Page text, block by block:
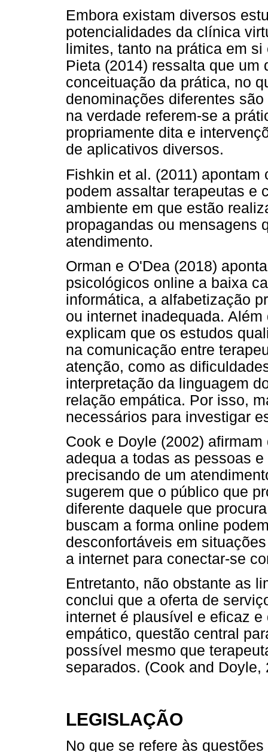
Embora existam diversos
potencialidades da clínica
limites, tanto na prática em
Pieta (2014) ressalta que um
conceituação da prática, no
denominações diferentes
na verdade referem-se a
propriamente dita e
de aplicativos diversos.
Fishkin et al. (2011)
podem assaltar terapeutas e
ambiente em que estão
propagandas ou mensagens
atendimento.
Orman e O'Dea (2018)
psicológicos online a baixa
informática, a alfabetização
ou internet inadequada.
explicam que os estudos
na comunicação entre
atenção, como as
interpretação da linguagem
relação empática. Por isso,
necessários para investigar
Cook e Doyle (2002)
adequa a todas as pessoas
precisando de um
sugerem que o público que
diferente daquele que
buscam a forma online
desconfortáveis em
a internet para conectar-se
Entretanto, não obstante as
conclui que a oferta de
internet é plausível e eficaz
empático, questão central
possível mesmo que
separados. (Cook and Doyle,
LEGISLAÇÃO
No que se refere às